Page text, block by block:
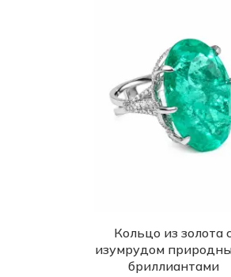
Кольцо из золота с
изумрудом
бриллиантами